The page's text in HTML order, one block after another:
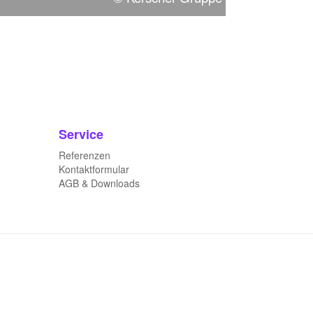
Service
Referenzen
Kontaktformular
AGB & Downloads